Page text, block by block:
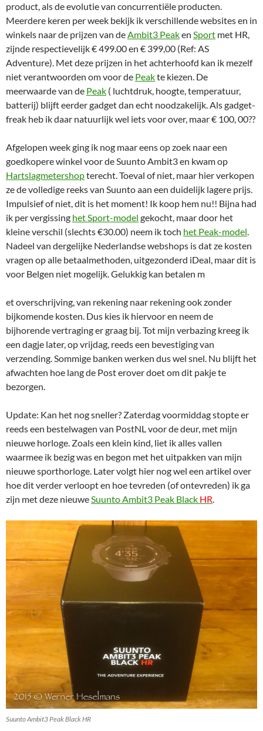
product, als de evolutie van concurrentiële producten.
Meerdere keren per week bekijk ik verschillende websites en in
winkels naar de prijzen van deAmbit3 Peaken Sport met HR,
zijnde respectievelijk € 499.00 en € 399,00 (Ref: AS
Adventure). Met deze prijzen in het achterhoofd kan ik mezelf
niet verantwoorden om voor de Peakte kiezen. De
meerwaarde van de Peak ( luchtdruk, hoogte, temperatuur,
batterij) blijft eerder gadget dan echt noodzakelijk. Als gadget-
freak heb ik daar natuurlijk wel iets voor over, maar € 100, 00??
Afgelopen week ging ik nog maar eens op zoek naar een
goedkopere winkel voor de Suunto Ambit3 en kwam op
Hartslagmetershopterecht. Toeval of niet, maar hier verkopen
ze de volledige reeks van Suunto aan een duidelijk lagere prijs.
Impulsief of niet, dit is het moment! Ik koop hem nu!! Bijna had
ik per vergissing het Sport-model gekocht, maar door het
kleine verschil (slechts €30.00) neem ik toch het Peak-model.
Nadeel van dergelijke Nederlandse webshops is dat ze kosten
vragen op alle betaalmethoden, uitgezonderd iDeal, maar dit is
voor Belgen niet mogelijk. Gelukkig kan betalen m
et overschrijving, van rekening naar rekening ook zonder
bijkomende kosten. Dus kies ik hiervoor en neem de
bijhorende vertraging er graag bij. Tot mijn verbazing kreeg ik
een dagje later, op vrijdag, reeds een bevestiging van
verzending. Sommige banken werken dus wel snel. Nu blijft het
afwachten hoe lang de Post erover doet om dit pakje te
bezorgen.
Update: Kan het nog sneller? Zaterdag voormiddag stopte er
reeds een bestelwagen van PostNL voor de deur, met mijn
nieuwe horloge. Zoals een klein kind, liet ik alles vallen
waarmee ik bezig was en begon met het uitpakken van mijn
nieuwe sporthorloge. Later volgt hier nog wel een artikel over
hoe dit verder verloopt en hoe tevreden (of ontevreden) ik ga
zijn met deze nieuweSuunto Ambit3 Peak Black HR.
Suunto Ambit3 Peak Black HR